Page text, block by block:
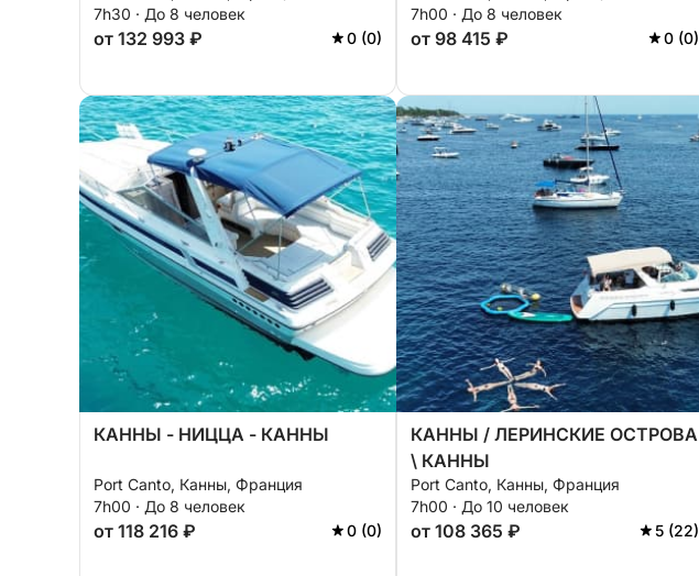
7h30 · До 8 человек
от 132 993 ₽ 0 (0)
7h00 · До 8 человек
от 98 415 ₽ 0 (0)
КАННЫ - НИЦЦА - КАННЫ
Port Canto, Канны, Франция
7h00 · До 8 человек
от 118 216 ₽ 0 (0)
КАННЫ / ЛЕРИНСКИЕ ОСТРОВА
\ КАННЫ
Port Canto, Канны, Франция
7h00 · До 10 человек
от 108 365 ₽ 5 (22)